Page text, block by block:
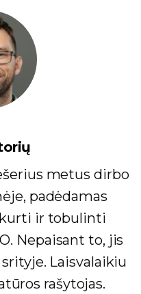
metus dirbo
padėdamas
ir tobulinti
Nepaisant to, jis
Laisvalaikiu
rašytojas.